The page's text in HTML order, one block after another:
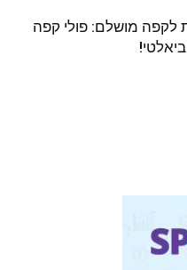
לקפה מושלם: פולי קפה